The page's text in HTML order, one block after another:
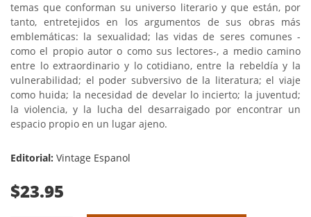
temas que conforman su universo literario y que están, por
tanto, entretejidos en los argumentos de sus obras más
emblemáticas: la sexualidad; las vidas de seres comunes -
como el propio autor o como sus lectores-, a medio camino
entre lo extraordinario y lo cotidiano, entre la rebeldía y la
vulnerabilidad; el poder subversivo de la literatura; el viaje
como huida; la necesidad de develar lo incierto; la juventud;
la violencia, y la lucha del desarraigado por encontrar un
espacio propio en un lugar ajeno.
Editorial: Vintage Espanol
$23.95